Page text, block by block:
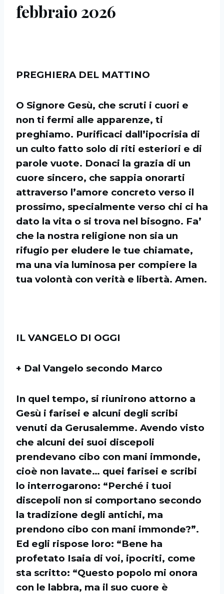
febbraio 2026
PREGHIERA DEL MATTINO
O Signore Gesù, che scruti i cuori e
non ti fermi alle apparenze, ti
preghiamo. Purificaci dall’ipocrisia di
un culto fatto solo di riti esteriori e di
parole vuote. Donaci la grazia di un
cuore sincero, che sappia onorarti
attraverso l’amore concreto verso il
prossimo, specialmente verso chi ci ha
dato la vita o si trova nel bisogno. Fa’
che la nostra religione non sia un
rifugio per eludere le tue chiamate,
ma una via luminosa per compiere la
tua volontà con verità e libertà. Amen.
IL VANGELO DI OGGI
+ Dal Vangelo secondo Marco
In quel tempo, si riunirono attorno a
Gesù i farisei e alcuni degli scribi
venuti da Gerusalemme. Avendo visto
che alcuni dei suoi discepoli
prendevano cibo con mani immonde,
cioè non lavate… quei farisei e scribi
lo interrogarono: “Perché i tuoi
discepoli non si comportano secondo
la tradizione degli antichi, ma
prendono cibo con mani immonde?”.
Ed egli rispose loro: “Bene ha
profetato Isaia di voi, ipocriti, come
sta scritto: “Questo popolo mi onora
con le labbra, ma il suo cuore è